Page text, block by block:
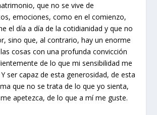
que no se vive de
emociones, como en el comienzo,
el día a día de la cotidianidad y que no
sino que, al contrario, hay un enorme
cosas con una profunda convicción
de lo que mi sensibilidad me
ser capaz de esta generosidad, de esta
que no se trata de lo que yo sienta,
apetezca, de lo que a mí me guste.